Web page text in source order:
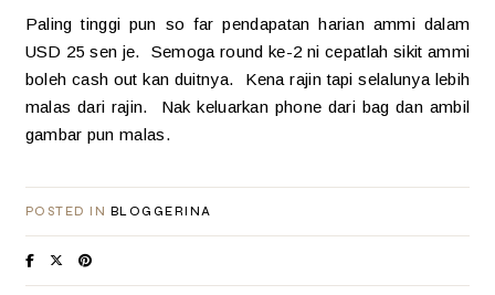
Paling tinggi pun so far pendapatan harian ammi dalam
USD 25 sen je. Semoga round ke-2 ni cepatlah sikit ammi
boleh cash out kan duitnya. Kena rajin tapi selalunya lebih
malas dari rajin. Nak keluarkan phone dari bag dan ambil
gambar pun malas.
POSTED IN BLOGGERINA